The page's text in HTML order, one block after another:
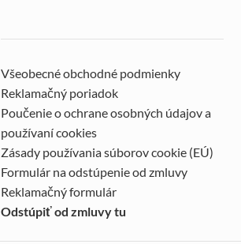
Všeobecné obchodné podmienky
Reklamačný poriadok
Poučenie o ochrane osobných údajov a
používaní cookies
Zásady používania súborov cookie (EÚ)
Formulár na odstúpenie od zmluvy
Reklamačný formulár
Odstúpiť od zmluvy tu